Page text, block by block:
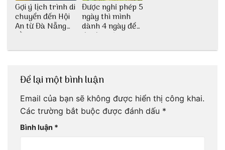
Gợi ý lịch trình di
chuyển đến Hội
An từ Đà Nẵng
bằng xe bus
Được nghỉ phép 5
ngày thì mình
dành 4 ngày để
đu đưa Lịch
4 ngày của 3vi.vn
Để lại một bình luận
Email của bạn sẽ không được hiển thị công khai.
Các trường bắt buộc được đánh dấu *
Bình luận *